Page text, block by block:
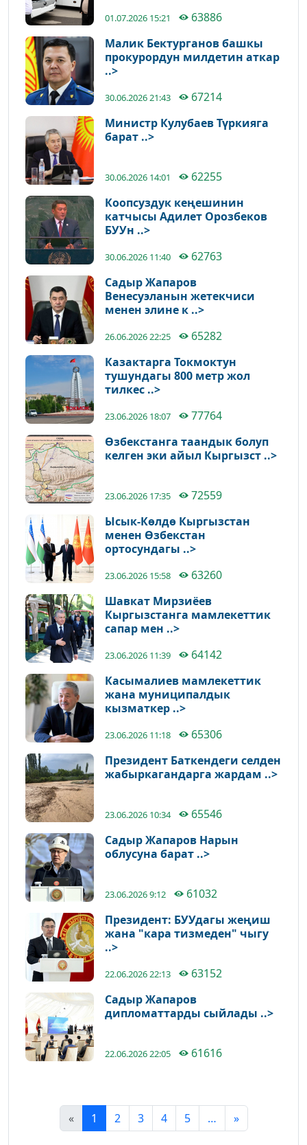
01.07.2026 15:21
63886
Малик Бектурганов башкы
прокурордун милдетин аткар
..>
30.06.2026 21:43
67214
Министр Кулубаев Түркияга
барат ..>
30.06.2026 14:01
62255
Коопсуздук кеңешинин
катчысы Адилет Орозбеков
БУУн ..>
30.06.2026 11:40
62763
Садыр Жапаров
Венесуэланын жетекчиси
менен элине к ..>
26.06.2026 22:25
65282
Казактарга Токмоктун
тушундагы 800 метр жол
тилкес ..>
23.06.2026 18:07
77764
Өзбекстанга таандык болуп
келген эки айыл Кыргызст ..>
23.06.2026 17:35
72559
Ысык-Көлдө Кыргызстан
менен Өзбекстан
ортосундагы ..>
23.06.2026 15:58
63260
Шавкат Мирзиёев
Кыргызстанга мамлекеттик
сапар мен ..>
23.06.2026 11:39
64142
Касымалиев мамлекеттик
жана муниципалдык
кызматкер ..>
23.06.2026 11:18
65306
Президент Баткендеги селден
жабыркагандарга жардам ..>
23.06.2026 10:34
65546
Садыр Жапаров Нарын
облусуна барат ..>
23.06.2026 9:12
61032
Президент: БУУдагы жеңиш
жана "кара тизмеден" чыгу
..>
22.06.2026 22:13
63152
Садыр Жапаров
дипломаттарды сыйлады ..>
22.06.2026 22:05 61616
« 1 2 3 4 5 … »